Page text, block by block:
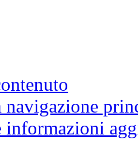
navigazione
informazioni